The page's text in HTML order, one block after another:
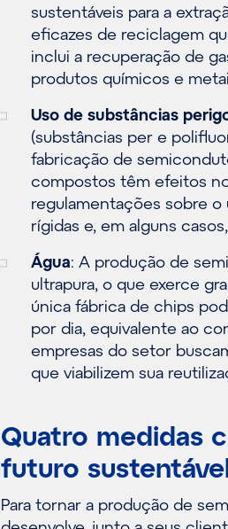
sustentáveis para a
eficazes de reciclagem
inclui a recuperação de
produtos químicos e
Uso de substâncias
(substâncias per e
fabricação de
compostos têm efeitos
regulamentações sobre o
rígidas e, em alguns
Água: A produção de
ultrapura, o que exerce
única fábrica de chips
por dia, equivalente ao
empresas do setor
que viabilizem sua
Quatro medidas
futuro
Para tornar a produção de